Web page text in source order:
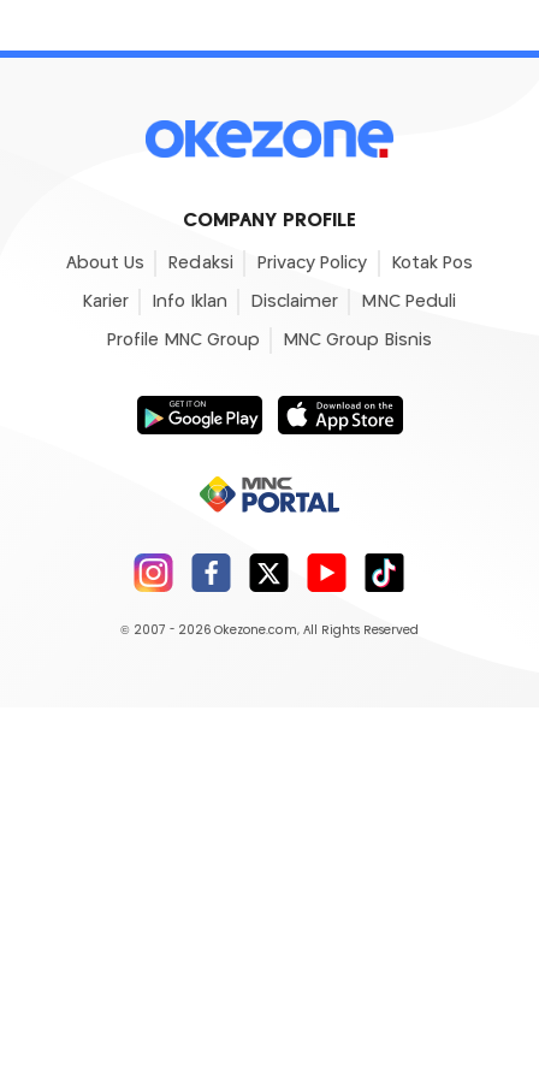
COMPANY PROFILE
About Us Redaksi Privacy Policy Kotak Pos
Karier Info Iklan Disclaimer MNC Peduli
Profile MNC Group MNC Group Bisnis
© 2007 - 2026 Okezone.com, All Rights Reserved